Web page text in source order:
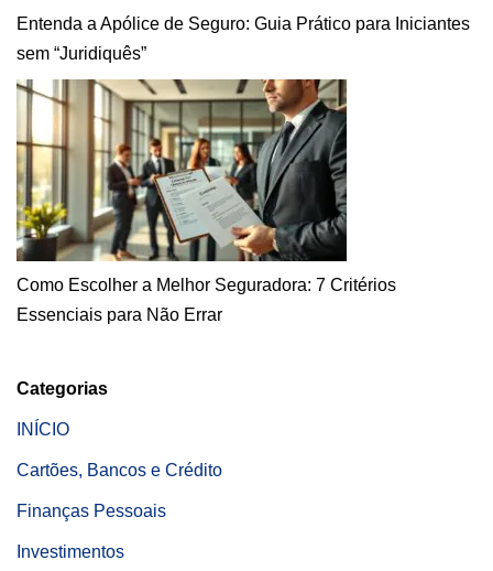
Entenda a Apólice de Seguro: Guia Prático para Iniciantes
sem “Juridiquês”
Como Escolher a Melhor Seguradora: 7 Critérios
Essenciais para Não Errar
Categorias
INÍCIO
Cartões, Bancos e Crédito
Finanças Pessoais
Investimentos